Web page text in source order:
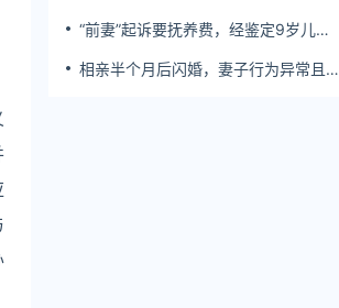
“前妻”起诉要抚养费，经鉴定9岁儿子
相亲半个月后闪婚，妻子行为异常且持